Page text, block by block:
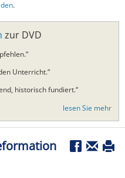
.
zur DVD
Unterricht.“
historisch fundiert.“
lesen Sie mehr